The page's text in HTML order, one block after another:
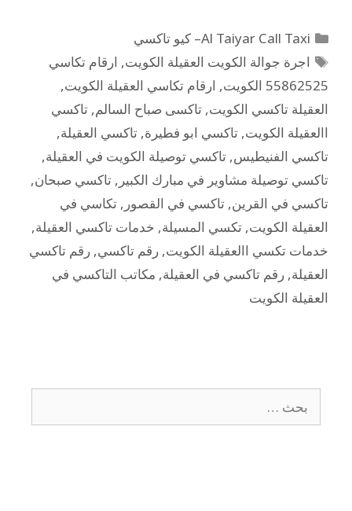
Al Taiyar Call Taxi– كيو تاكسي
اجرة جوالة الكويت العقيلة الكويت, ارقام تكاسي
55862525 الكويت
, ارقام تكاسي العقيلة الكويت,
العقيلة تاكسي الكويت, تاكسى صباح السالم, تاكسي
االعقيلة الكويت, تاكسي ابو فطيرة, تاكسي العقيلة,
تاكسي الفنيطيس, تاكسي توصيلة الكويت في العقيلة,
تاكسي توصيلة مشاوير في مبارك الكبير , تاكسي صبحان,
تاكسي في القرين, تاكسي في القصور , تكاسي في
العقيلة الكويت, تكسي المسيلة, خدمات تاكسي العقيلة,
خدمات تكسي االعقيلة الكويت, رقم تاكسي, رقم تاكسي
العقيلة, رقم تاكسي في العقيلة, مكاتب التاكسي في
العقيلة الكويت